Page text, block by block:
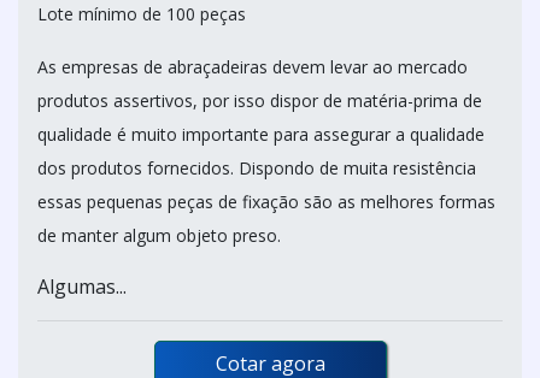
Lote mínimo de 100 peças
As empresas de abraçadeiras devem levar ao mercado
produtos assertivos, por isso dispor de matéria-prima de
qualidade é muito importante para assegurar a qualidade
dos produtos fornecidos. Dispondo de muita resistência
essas pequenas peças de fixação são as melhores formas
de manter algum objeto preso.
Algumas...
Cotar agora